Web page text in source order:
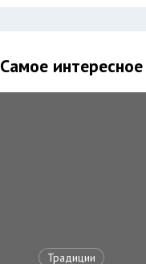
Самое интересное
Традиции